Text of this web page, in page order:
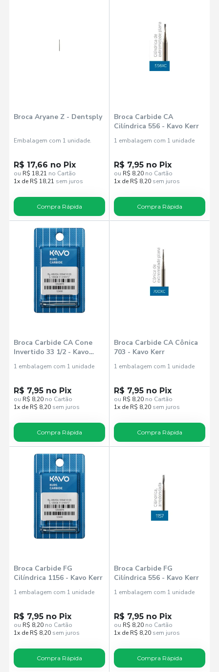
Broca Aryane Z - Dentsply
Embalagem com 1 unidade.
R$ 17,66 no Pix
ou R$ 18,21 no Cartão
1x de R$ 18,21 sem juros
Compra Rápida
Broca Carbide CA
Cilíndrica 556 - Kavo Kerr
1 embalagem com 1 unidade
R$ 7,95 no Pix
ou R$ 8,20 no Cartão
1x de R$ 8,20 sem juros
Compra Rápida
Broca Carbide CA Cone
Invertido 33 1/2 - Kavo
1 embalagem com 1 unidade
R$ 7,95 no Pix
ou R$ 8,20 no Cartão
1x de R$ 8,20 sem juros
Compra Rápida
Broca Carbide CA Cônica
703 - Kavo Kerr
1 embalagem com 1 unidade
R$ 7,95 no Pix
ou R$ 8,20 no Cartão
1x de R$ 8,20 sem juros
Compra Rápida
Broca Carbide FG
Cilíndrica 1156 - Kavo Kerr
1 embalagem com 1 unidade
R$ 7,95 no Pix
ou R$ 8,20 no Cartão
1x de R$ 8,20 sem juros
Compra Rápida
Broca Carbide FG
Cilíndrica 556 - Kavo Kerr
1 embalagem com 1 unidade
R$ 7,95 no Pix
ou R$ 8,20 no Cartão
1x de R$ 8,20 sem juros
Compra Rápida